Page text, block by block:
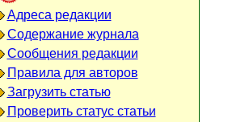
Адреса редакции
Содержание журнала
Сообщения редакции
Правила для авторов
Загрузить статью
Проверить статус статьи